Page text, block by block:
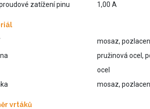
zatížení pinu
1,00 A
mosaz,
pružinová ocel,
ocel
mosaz,
vrtáků